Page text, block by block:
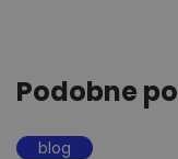
Podobne
blog